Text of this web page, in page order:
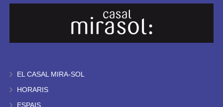
EL CASAL MIRA-SOL
HORARIS
ESPAIS